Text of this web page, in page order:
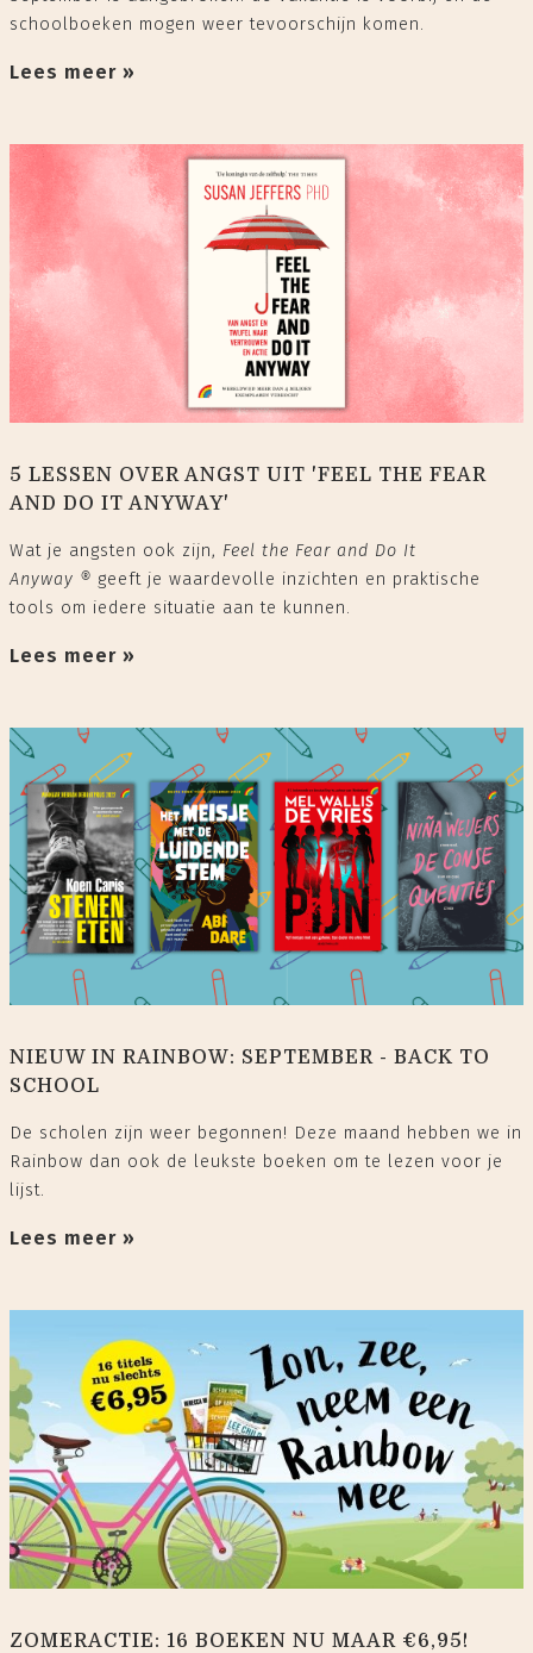
schoolboeken mogen weer tevoorschijn komen.
Lees meer »
5 LESSEN OVER ANGST UIT 'FEEL THE FEAR
AND DO IT ANYWAY'
Wat je angsten ook zijn, Feel the Fear and Do It
Anyway ® geeft je waardevolle inzichten en praktische
tools om iedere situatie aan te kunnen.
Lees meer »
NIEUW IN RAINBOW: SEPTEMBER - BACK TO
SCHOOL
De scholen zijn weer begonnen! Deze maand hebben we in
Rainbow dan ook de leukste boeken om te lezen voor je
lijst.
Lees meer »
ZOMERACTIE: 16 BOEKEN NU MAAR €6,95!